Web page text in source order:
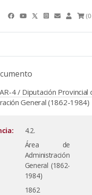
4 / Diputación Provincial
General (1862-1984)
4.2.
Área de
Administración
General (1862-
1984)
1862